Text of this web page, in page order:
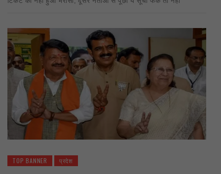
TOP BANNER प्रदेश